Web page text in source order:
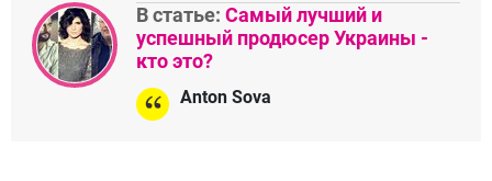
В статье: Самый лучший и
успешный продюсер Украины -
кто это?
Anton Sova